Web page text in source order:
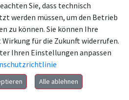
Sie, dass technisch
werden müssen, um den Betrieb
zu können. Sie können Ihre
für die Zukunft widerrufen.
Ihren Einstellungen anpassen
Alle ablehnen